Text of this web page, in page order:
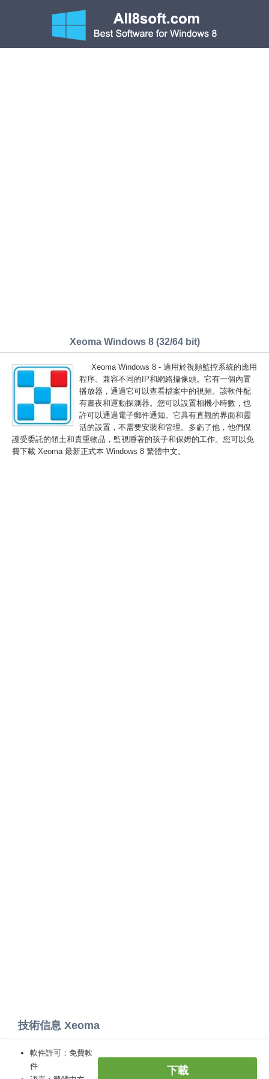
Xeoma Windows 8 (32/64 bit)
Xeoma Windows 8 - 適用於視頻監控系統的應用
程序。兼容不同的IP和網絡攝像頭。它有一個內置
播放器，通過它可以查看檔案中的視頻。該軟件配
有晝夜和運動探測器。您可以設置相機小時數，也
許可以通過電子郵件通知。它具有直觀的界面和靈
活的設置，不需要安裝和管理。多虧了他，他們保
護受委託的領土和貴重物品，監視睡著的孩子和保姆的工作。您可以免
費下載 Xeoma 最新正式本 Windows 8 繁體中文。
技術信息 Xeoma
下載
軟件許可：免費軟
件